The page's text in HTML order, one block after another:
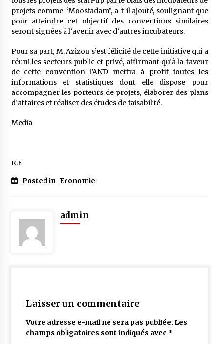
projets comme “Moostadam”, a-t-il ajouté, soulignant que
pour atteindre cet objectif des conventions similaires
seront signées à l’avenir avec d’autres incubateurs.
Pour sa part, M. Azizou s’est félicité de cette initiative qui a
réuni les secteurs public et privé, affirmant qu’à la faveur
de cette convention l’AND mettra à profit toutes les
informations et statistiques dont elle dispose pour
accompagner les porteurs de projets, élaborer des plans
d’affaires et réaliser des études de faisabilité.
Media
R.E
Posted in Economie
admin
Laisser un commentaire
Votre adresse e-mail ne sera pas publiée. Les
champs obligatoires sont indiqués avec *